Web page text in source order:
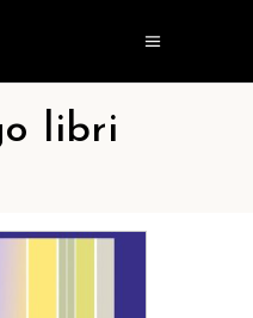
libri